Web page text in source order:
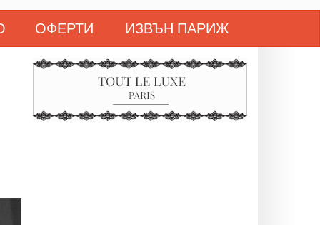
ОФЕРТИ ИЗВЪН ПАРИЖ